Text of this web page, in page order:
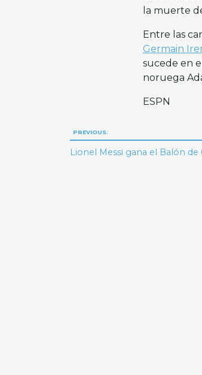
la muerte
Entre las
Germain
sucede en
noruega
ESPN
Navegación
de
PREVIOUS:
Lionel Messi gana el Balón de